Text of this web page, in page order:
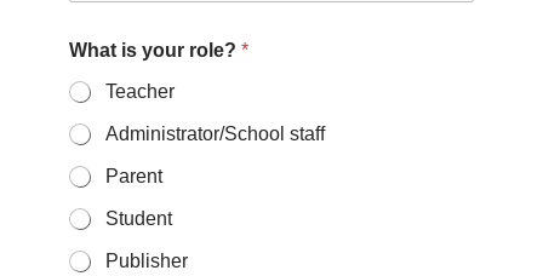
What is your role? *
Teacher
Administrator/School staff
Parent
Student
Publisher